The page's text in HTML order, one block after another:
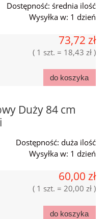
Dostępność: średnia ilość
Wysyłka w: 1 dzień
73,72 zł
( 1 szt. = 18,43 zł )
do koszyka
Duży 84 cm
Dostępność: duża ilość
Wysyłka w: 1 dzień
60,00 zł
( 1 szt. = 20,00 zł )
do koszyka